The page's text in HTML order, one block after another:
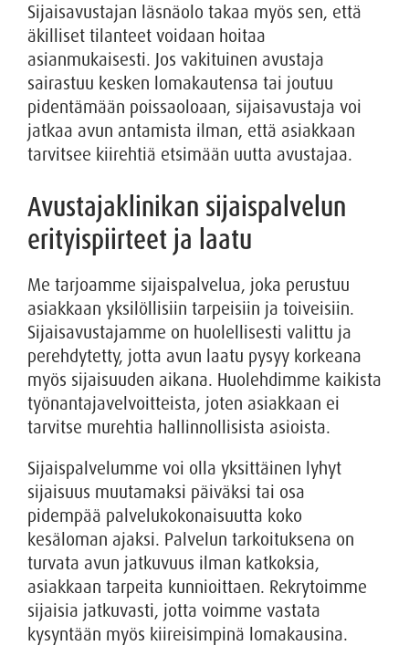
Sijaisavustajan läsnäolo takaa myös sen, että
äkilliset tilanteet voidaan hoitaa
asianmukaisesti. Jos vakituinen avustaja
sairastuu kesken lomakautensa tai joutuu
pidentämään poissaoloaan, sijaisavustaja voi
jatkaa avun antamista ilman, että asiakkaan
tarvitsee kiirehtiä etsimään uutta avustajaa.
Avustajaklinikan sijaispalvelun
erityispiirteet ja laatu
Me tarjoamme sijaispalvelua, joka perustuu
asiakkaan yksilöllisiin tarpeisiin ja toiveisiin.
Sijaisavustajamme on huolellisesti valittu ja
perehdytetty, jotta avun laatu pysyy korkeana
myös sijaisuuden aikana. Huolehdimme kaikista
työnantajavelvoitteista, joten asiakkaan ei
tarvitse murehtia hallinnollisista asioista.
Sijaispalvelumme voi olla yksittäinen lyhyt
sijaisuus muutamaksi päiväksi tai osa
pidempää palvelukokonaisuutta koko
kesäloman ajaksi. Palvelun tarkoituksena on
turvata avun jatkuvuus ilman katkoksia,
asiakkaan tarpeita kunnioittaen. Rekrytoimme
sijaisia jatkuvasti, jotta voimme vastata
kysyntään myös kiireisimpinä lomakausina.